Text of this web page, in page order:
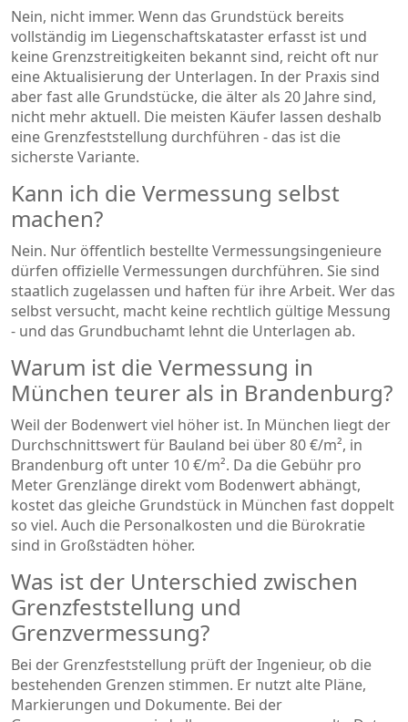
Nein, nicht immer. Wenn das Grundstück bereits
vollständig im Liegenschaftskataster erfasst ist und
keine Grenzstreitigkeiten bekannt sind, reicht oft nur
eine Aktualisierung der Unterlagen. In der Praxis sind
aber fast alle Grundstücke, die älter als 20 Jahre sind,
nicht mehr aktuell. Die meisten Käufer lassen deshalb
eine Grenzfeststellung durchführen - das ist die
sicherste Variante.
Kann ich die Vermessung selbst
machen?
Nein. Nur öffentlich bestellte Vermessungsingenieure
dürfen offizielle Vermessungen durchführen. Sie sind
staatlich zugelassen und haften für ihre Arbeit. Wer das
selbst versucht, macht keine rechtlich gültige Messung
- und das Grundbuchamt lehnt die Unterlagen ab.
Warum ist die Vermessung in
München teurer als in Brandenburg?
Weil der Bodenwert viel höher ist. In München liegt der
Durchschnittswert für Bauland bei über 80 €/m², in
Brandenburg oft unter 10 €/m². Da die Gebühr pro
Meter Grenzlänge direkt vom Bodenwert abhängt,
kostet das gleiche Grundstück in München fast doppelt
so viel. Auch die Personalkosten und die Bürokratie
sind in Großstädten höher.
Was ist der Unterschied zwischen
Grenzfeststellung und
Grenzvermessung?
Bei der Grenzfeststellung prüft der Ingenieur, ob die
bestehenden Grenzen stimmen. Er nutzt alte Pläne,
Markierungen und Dokumente. Bei der